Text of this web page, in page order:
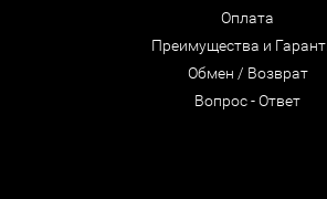
Оплата
Преимущества и
Обмен / Возврат
Вопрос - Ответ